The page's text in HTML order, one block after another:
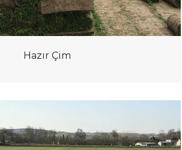
Hazır Çim